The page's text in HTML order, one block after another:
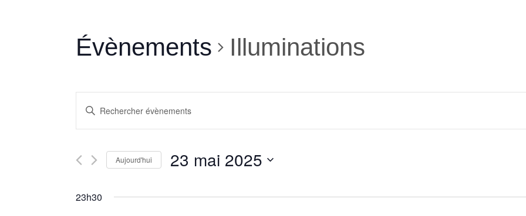
Évènements Illuminations
et
navigation
de
vues
Saisir
Évènements
clé.
Aujourd'hui 23 mai 2025
23h30